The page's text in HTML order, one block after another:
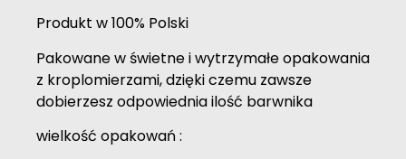
Produkt w 100% Polski
Pakowane w świetne i wytrzymałe opakowania
z kroplomierzami, dzięki czemu zawsze
dobierzesz odpowiednia ilość barwnika
wielkość opakowań :